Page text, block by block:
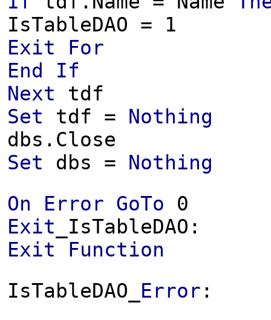
IsTableDAO = 1
Exit
For
End
If
Next tdf
Set tdf = Nothing
dbs.Close
Set dbs = Nothing
On
Error GoTo 0
Exit _IsTableDAO:
Exit
Function
IsTableDAO_ Error :